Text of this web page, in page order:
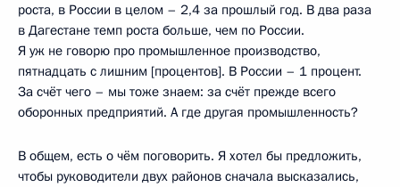
роста, в России в целом – 2,4 за прошлый год. В два раза
в Дагестане темп роста больше, чем по России.
Я уж не говорю про промышленное производство,
пятнадцать с лишним [процентов]. В России – 1 процент.
За счёт чего – мы тоже знаем: за счёт прежде всего
оборонных предприятий. А где другая промышленность?
В общем, есть о чём поговорить. Я хотел бы предложить,
чтобы руководители двух районов сначала высказались,